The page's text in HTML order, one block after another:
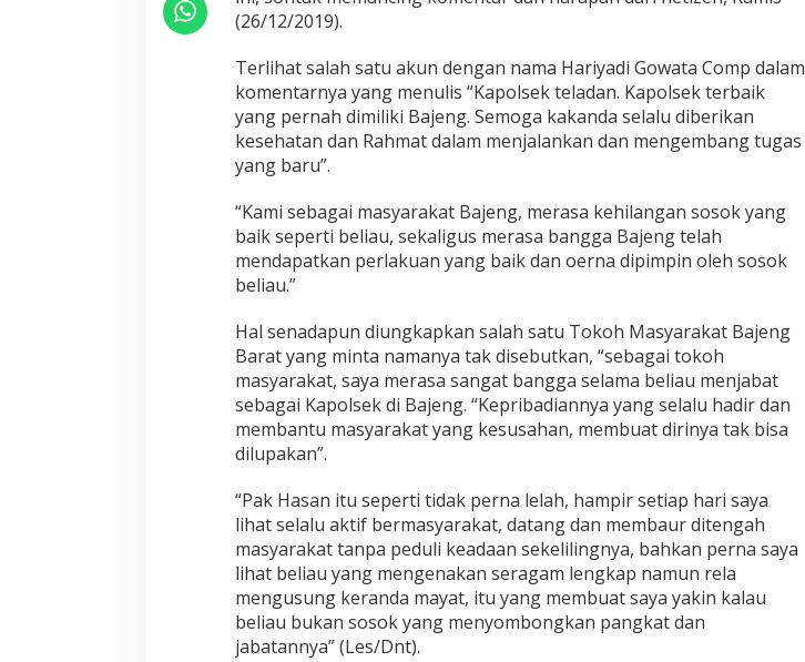
e
k
e
r
b
a
i
k
D
i
P
i
a
h
a
n
K
e
l
s
e
k
T
i
n
g
(26/12/2019).
Terlihat salah satu akun dengan nama Hariyadi Gowata Comp dalam
komentarnya yang menulis “Kapolsek teladan. Kapolsek terbaik
yang pernah dimiliki Bajeng. Semoga kakanda selalu diberikan
kesehatan dan Rahmat dalam menjalankan dan mengembang tugas
yang baru”.
“Kami sebagai masyarakat Bajeng, merasa kehilangan sosok yang
baik seperti beliau, sekaligus merasa bangga Bajeng telah
mendapatkan perlakuan yang baik dan oerna dipimpin oleh sosok
beliau.”
Hal senadapun diungkapkan salah satu Tokoh Masyarakat Bajeng
Barat yang minta namanya tak disebutkan, “sebagai tokoh
masyarakat, saya merasa sangat bangga selama beliau menjabat
sebagai Kapolsek di Bajeng. “Kepribadiannya yang selalu hadir dan
membantu masyarakat yang kesusahan, membuat dirinya tak bisa
dilupakan”.
“Pak Hasan itu seperti tidak perna lelah, hampir setiap hari saya
lihat selalu aktif bermasyarakat, datang dan membaur ditengah
masyarakat tanpa peduli keadaan sekelilingnya, bahkan perna saya
lihat beliau yang mengenakan seragam lengkap namun rela
mengusung keranda mayat, itu yang membuat saya yakin kalau
beliau bukan sosok yang menyombongkan pangkat dan
jabatannya” (Les/Dnt).